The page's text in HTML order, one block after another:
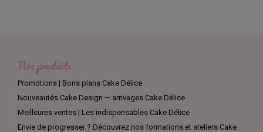
Nos produits
Promotions | Bons plans Cake Délice
Nouveautés Cake Design — arrivages Cake Délice
Meilleures ventes | Les indispensables Cake Délice
Envie de progresser ? Découvrez nos formations et ateliers Cake